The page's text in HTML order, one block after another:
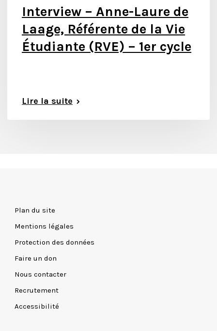
Interview – Anne-Laure de
Laage, Référente de la Vie
Étudiante (RVE) – 1er cycle
Lire la suite
Plan du site
Mentions légales
Protection des données
Faire un don
Nous contacter
Recrutement
Accessibilité